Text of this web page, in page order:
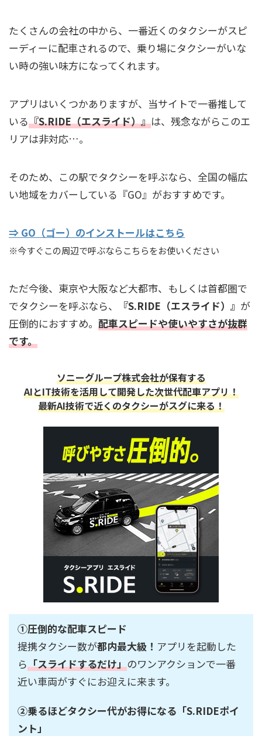
たくさんの会社の中から、一番近くのタクシーがスピ
ーディーに配車されるので、乗り場にタクシーがいな
い時の強い味方になってくれます。
アプリはいくつかありますが、当サイトで一番推して
いる『S.RIDE（エスライド）』は、残念ながらこのエ
リアは非対応…。
そのため、この駅でタクシーを呼ぶなら、全国の幅広
い地域をカバーしている『GO』がおすすめです。
⇒ GO（ゴー）のインストールはこちら
※今すぐこの周辺で呼ぶならこちらをお使いください
ただ今後、東京や大阪など大都市、もしくは首都圏で
でタクシーを呼ぶなら、
『S.RIDE（エスライド）』 が
圧倒的におすすめ。 配車スピードや使いやすさが抜群
です。
ソニーグループ株式会社が保有する
AIとIT技術を活用して開発した次世代配車アプリ！
最新AI技術で近くのタクシーがスグに来る！
①圧倒的な配車スピード
提携タクシー数が都内最大級！ アプリを起動した
ら「スライドするだけ」のワンアクションで一番
近い車両がすぐにお迎えに来ます。
②乗るほどタクシー代がお得になる「S.RIDEポイ
ント」